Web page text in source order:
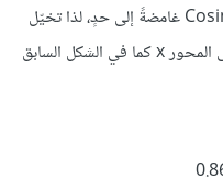
قد تكون كيفية عمل دالة جيب التمام Cosine غامضةً إلى حدٍ، لذا تخيّل
دائرة الوحدة مع إسقاط نصف قطرها على المحور x كما في الشكل السابق